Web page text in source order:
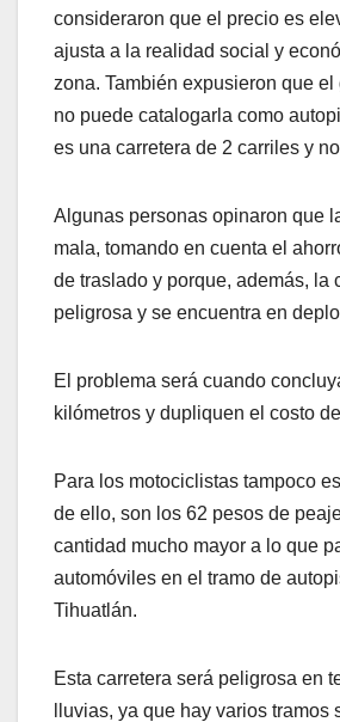
consideraron que el precio es
ajusta a la realidad social y
zona. También expusieron que el
no puede catalogarla como
es una carretera de 2 carriles y
Algunas personas opinaron que
mala, tomando en cuenta el
de traslado y porque, además, la
peligrosa y se encuentra en
El problema será cuando
kilómetros y dupliquen el costo
Para los motociclistas tampoco
de ello, son los 62 pesos de
cantidad mucho mayor a lo que
automóviles en el tramo de
Tihuatlán.
Esta carretera será peligrosa en
lluvias, ya que hay varios tramos